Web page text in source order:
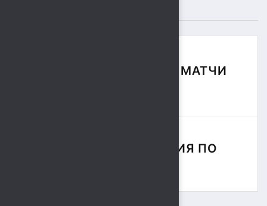
ФУТБОЛЬНЫЕ МАТЧИ
СОРЕВНОВАНИЯ ПО